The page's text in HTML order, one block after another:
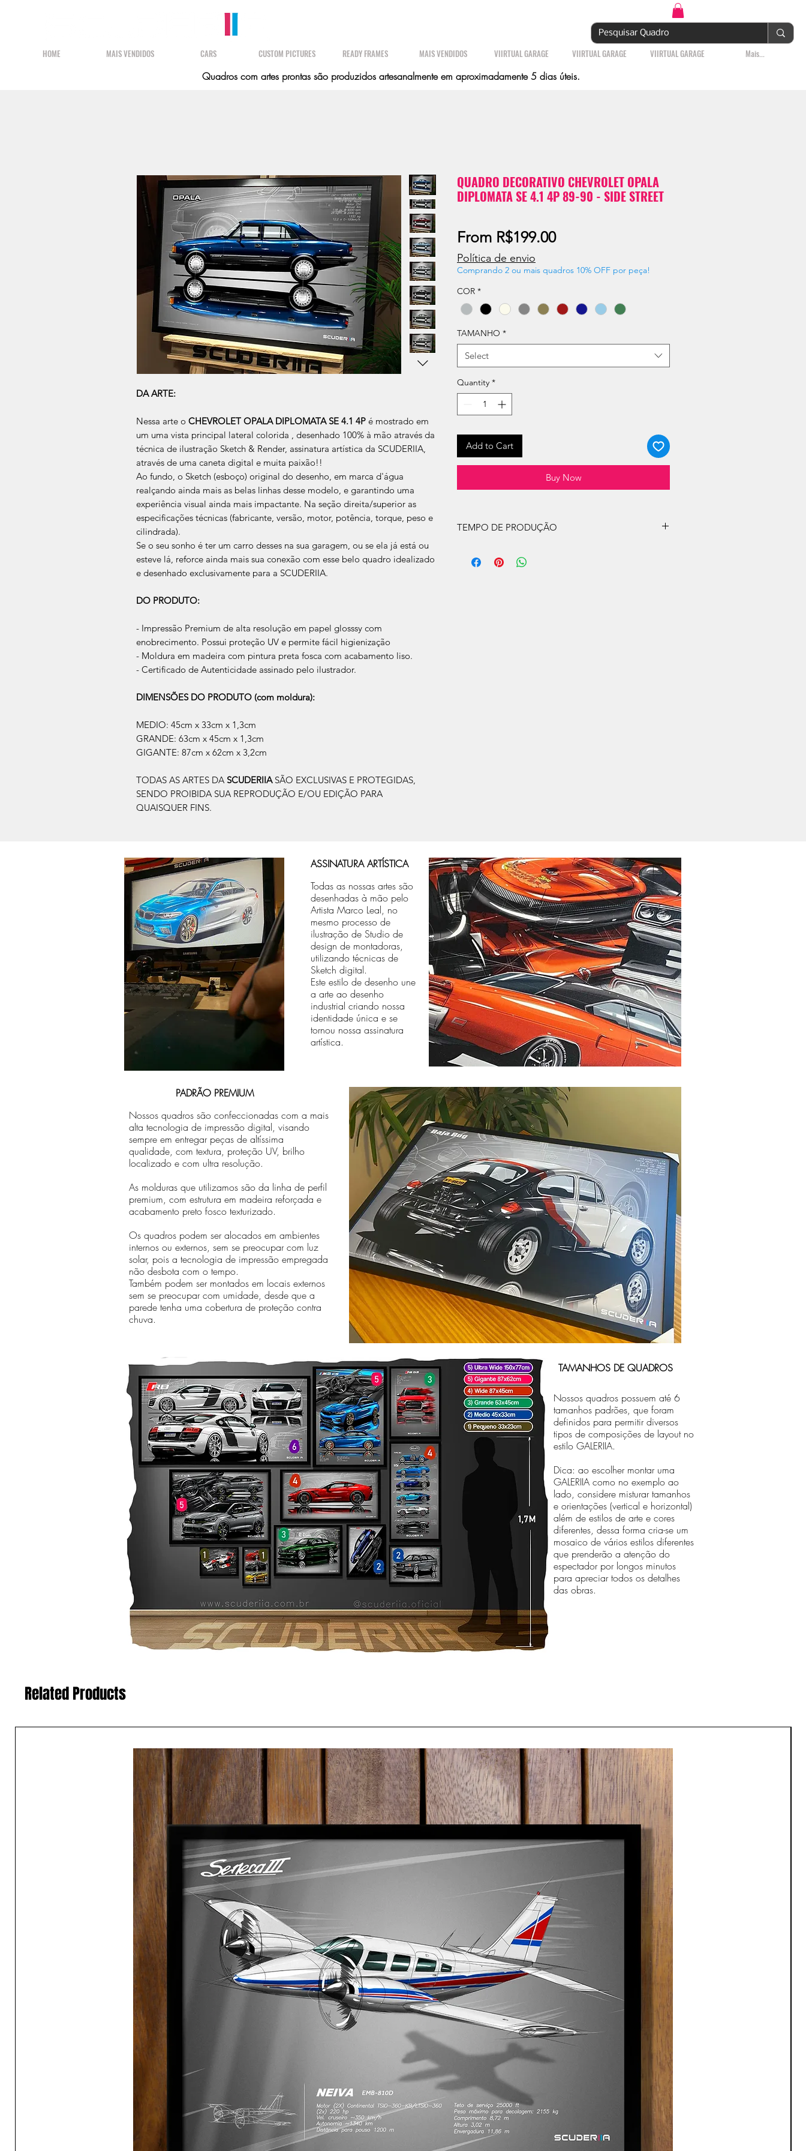
HOME MAIS VENDIDOS CARS CUSTOM PICTURES READY FRAMES MAIS VENDIDOS VIIRTUAL GARAGE VIIRTUAL GARAGE VIIRTUAL GARAGE Mais...
Quadros com artes prontas são produzidos artesanalmente em aproximadamente 5 dias úteis.
DA ARTE:
Nessa arte o CHEVROLET OPALA DIPLOMATA SE 4.1 4P é mostrado em
um uma vista principal lateral colorida , desenhado 100% à mão através da
técnica de ilustração Sketch & Render, assinatura artística da SCUDERIIA,
através de uma caneta digital e muita paixão!!
Ao fundo, o Sketch (esboço) original do desenho, em marca d'água
realçando ainda mais as belas linhas desse modelo, e garantindo uma
experiência visual ainda mais impactante. Na seção direita/superior as
especificações técnicas (fabricante, versão, motor, potência, torque, peso e
cilindrada).
Se o seu sonho é ter um carro desses na sua garagem, ou se ela já está ou
esteve lá, reforce ainda mais sua conexão com esse belo quadro idealizado
e desenhado exclusivamente para a SCUDERIIA.
DO PRODUTO:
- Impressão Premium de alta resolução em papel glosssy com
enobrecimento. Possui proteção UV e permite fácil higienização
- Moldura em madeira com pintura preta fosca com acabamento liso.
- Certificado de Autenticidade assinado pelo ilustrador.
DIMENSÕES DO PRODUTO (com moldura):
MEDIO: 45cm x 33cm x 1,3cm
GRANDE: 63cm x 45cm x 1,3cm
GIGANTE: 87cm x 62cm x 3,2cm
TODAS AS ARTES DA SCUDERIIA SÃO EXCLUSIVAS E PROTEGIDAS,
SENDO PROIBIDA SUA REPRODUÇÃO E/OU EDIÇÃO PARA
QUAISQUER FINS.
QUADRO DECORATIVO CHEVROLET OPALA
DIPLOMATA SE 4.1 4P 89-90 - SIDE STREET
From R$199.00Sale
Política de envio
Comprando 2 ou mais quadros 10% OFF por peça!
COR *
TAMANHO *
Select
Quantity *
Add to Cart
Buy Now
TEMPO DE PRODUÇÃO
úteis, após a confirmação de compra.
ASSINATURA ARTÍSTICA
Todas as nossas artes são
desenhadas à mão pelo
Artista Marco Leal, no
mesmo processo de
ilustração de Studio de
design de montadoras,
utilizando técnicas de
Sketch digital.
Este estilo de desenho une
a arte ao desenho
industrial criando nossa
identidade única e se
tornou nossa assinatura
artística.
PADRÃO PREMIUM
Nossos quadros são confeccionadas com a mais
alta tecnologia de impressão digital, visando
sempre em entregar peças de altíssima
qualidade, com textura, proteção UV, brilho
localizado e com ultra resolução.
As molduras que utilizamos são da linha de perfil
premium, com estrutura em madeira reforçada e
acabamento preto fosco texturizado.
Os quadros podem ser alocados em ambientes
internos ou externos, sem se preocupar com luz
solar, pois a tecnologia de impressão empregada
não desbota com o tempo.
Também podem ser montados em locais externos
sem se preocupar com umidade, desde que a
parede tenha uma cobertura de proteção contra
chuva.
TAMANHOS DE QUADROS
Nossos quadros possuem até 6
tamanhos padrões, que foram
definidos para permitir diversos
tipos de composições de layout no
estilo GALERIIA.
Dica: ao escolher montar uma
GALERIIA como no exemplo ao
lado, considere misturar tamanhos
e orientações (vertical e horizontal)
além de estilos de arte e cores
diferentes, dessa forma cria-se um
mosaico de vários estilos diferentes
que prenderão a atenção do
espectador por longos minutos
para apreciar todos os detalhes
das obras.
Related Products